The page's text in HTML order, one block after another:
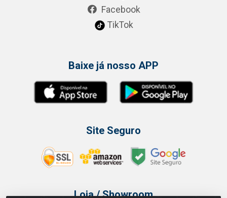
Facebook
TikTok
Baixe já nosso APP
Site Seguro
Loja / Showroom